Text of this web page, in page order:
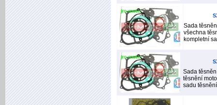
Sada
všechna
kompletní
Sada
těsnění
sadu